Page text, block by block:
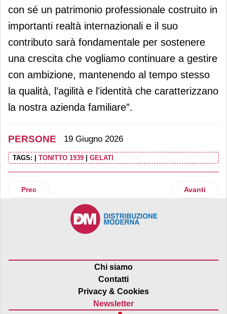
con sé un patrimonio professionale costruito in
importanti realtà internazionali e il suo
contributo sarà fondamentale per sostenere
una crescita che vogliamo continuare a gestire
con ambizione, mantenendo al tempo stesso
la qualità, l’agilità e l'identità che caratterizzano
la nostra azienda familiare”.
PERSONE 19 Giugno 2026
TAGS: | TONITTO 1939 | GELATI
Articolo precedente: Giorgio Albonetti riconfermato alla
Prec Articolo
Avanti
Chi siamo
Contatti
Privacy & Cookies
Newsletter